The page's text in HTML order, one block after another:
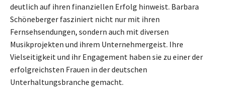
deutlich auf ihren finanziellen Erfolg hinweist. Barbara
Schöneberger fasziniert nicht nur mit ihren
Fernsehsendungen, sondern auch mit diversen
Musikprojekten und ihrem Unternehmergeist. Ihre
Vielseitigkeit und ihr Engagement haben sie zu einer der
erfolgreichsten Frauen in der deutschen
Unterhaltungsbranche gemacht.